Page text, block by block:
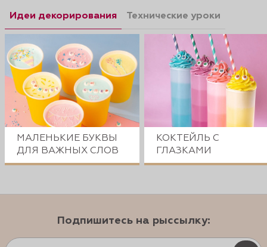
Идеи декорирования Технические уроки
МАЛЕНЬКИЕ БУКВЫ
ДЛЯ ВАЖНЫХ СЛОВ
КОКТЕЙЛЬ С
ГЛАЗКАМИ
Подпишитесь на рыссылку: